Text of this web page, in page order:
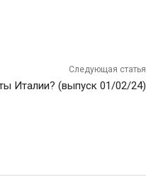
Следующая статья
Италии? (выпуск 01/02/24)